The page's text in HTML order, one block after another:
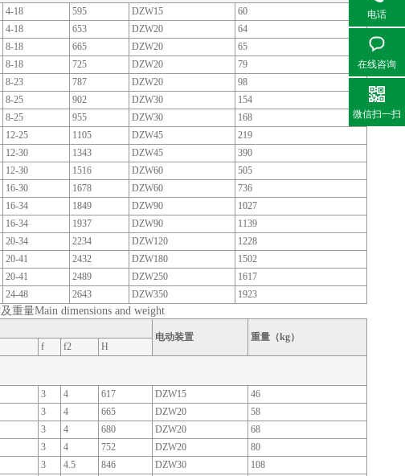
4-18 595 DZW15
60
4-18 653 DZW20
64
8-18 665 DZW20
65
8-18 725 DZW20
79
8-23 787 DZW20
98
8-25 902 DZW30
154
8-25 955 DZW30
168
12-25 1105 DZW45
219
12-30 1343 DZW45
390
12-30 1516 DZW60
505
16-30 1678 DZW60
736
16-34 1849 DZW90
1027
16-34 1937 DZW90
1139
20-34 2234 DZW120
1228
20-41 2432 DZW180
1502
20-41 2489 DZW250
1617
24-48 2643 DZW350 1923
重量Main dimensions and weight
电动装置
重量（kg）
f f2
H
3 4 617 DZW15
46
3 4 665 DZW20
58
3 4 680 DZW20
68
3 4 752 DZW20
80
3 4.5 846 DZW30
108
电话
在线咨询
微信扫一扫